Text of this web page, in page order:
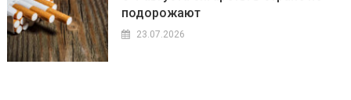
подорожают
23.07.2026